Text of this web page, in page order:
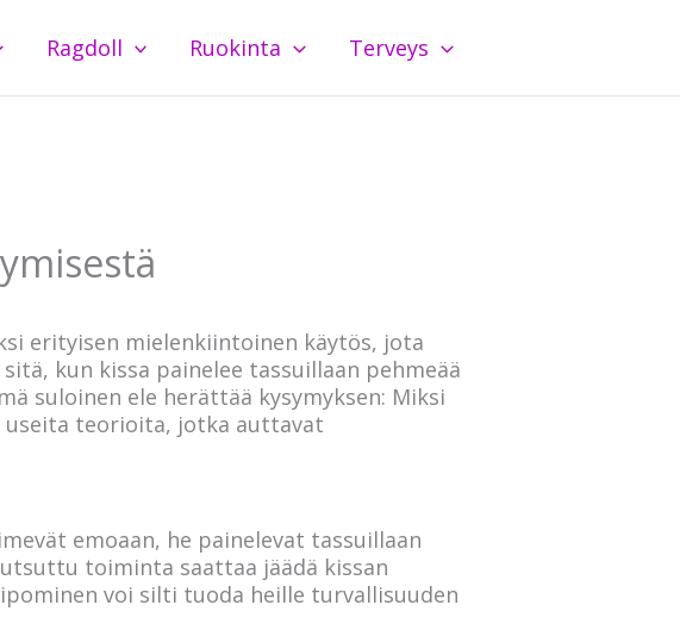
Ragdoll Ruokinta Terveys
erityisen mielenkiintoinen käytös, jota
kun kissa painelee tassuillaan pehmeää
suloinen ele herättää kysymyksen: Miksi
useita teorioita, jotka auttavat
emoaan, he painelevat tassuillaan
toiminta saattaa jäädä kissan
voi silti tuoda heille turvallisuuden